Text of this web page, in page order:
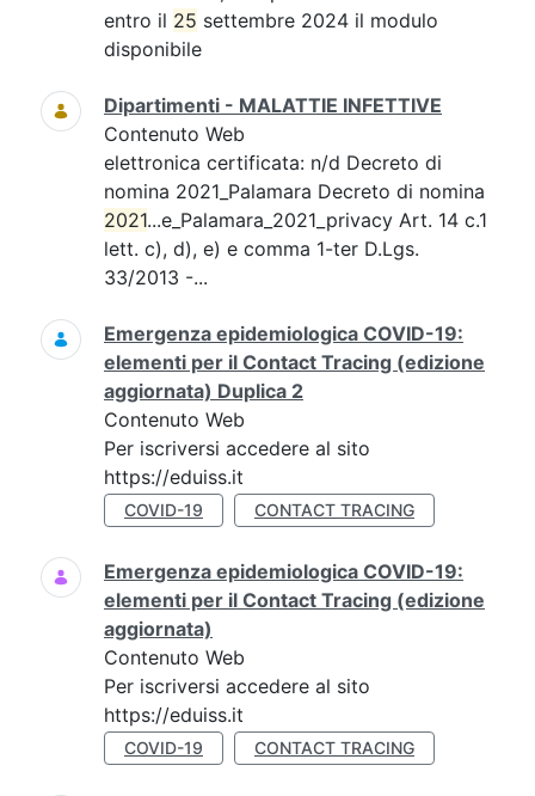
entro il 25 settembre 2024 il modulo
disponibile
Dipartimenti - MALATTIE INFETTIVE
Contenuto Web
elettronica certificata: n/d Decreto di
nomina 2021_Palamara Decreto di nomina
2021...e_Palamara_2021_privacy Art. 14 c.1
lett. c), d), e) e comma 1-ter D.Lgs.
33/2013 -...
Emergenza epidemiologica COVID-19:
elementi per il Contact Tracing (edizione
aggiornata) Duplica 2
Contenuto Web
Per iscriversi accedere al sito
https://eduiss.it
COVID-19 CONTACT TRACING
Emergenza epidemiologica COVID-19:
elementi per il Contact Tracing (edizione
aggiornata)
Contenuto Web
Per iscriversi accedere al sito
https://eduiss.it
COVID-19 CONTACT TRACING